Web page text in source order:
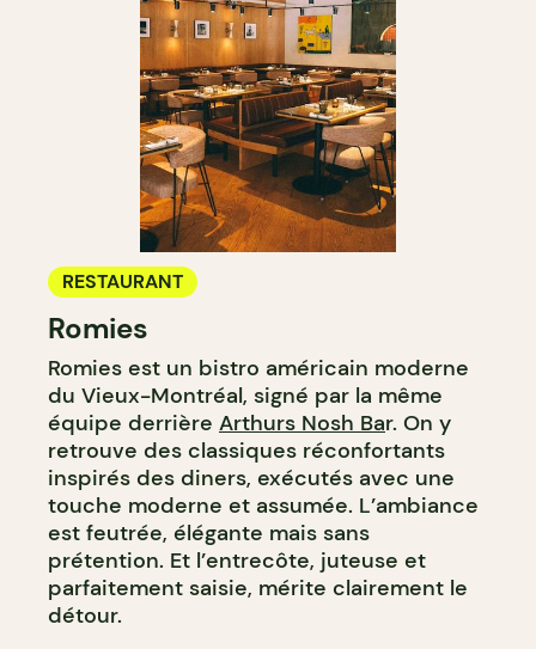
RESTAURANT
Romies
Romies est un bistro américain moderne
du Vieux-Montréal, signé par la même
équipe derrière Arthurs Nosh Bar. On y
retrouve des classiques réconfortants
inspirés des diners, exécutés avec une
touche moderne et assumée. L’ambiance
est feutrée, élégante mais sans
prétention. Et l’entrecôte, juteuse et
parfaitement saisie, mérite clairement le
détour.